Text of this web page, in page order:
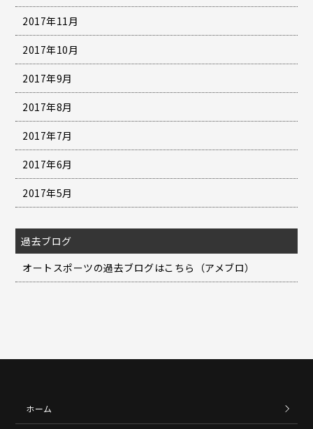
2017年11月
2017年10月
2017年9月
2017年8月
2017年7月
2017年6月
2017年5月
過去ブログ
オートスポーツの過去ブログはこちら（アメブロ）
ホーム